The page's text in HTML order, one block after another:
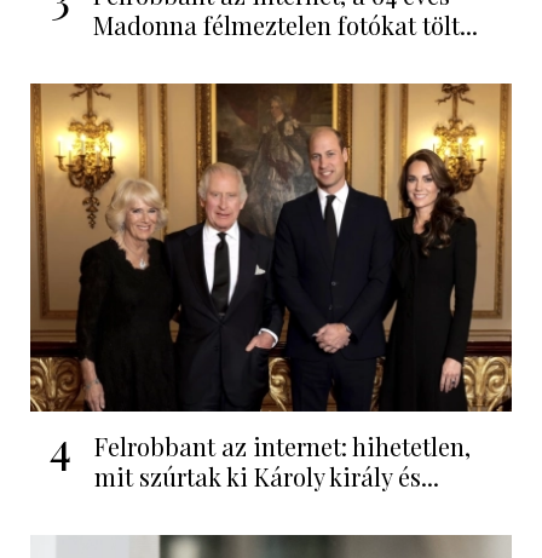
Madonna félmeztelen fotókat tölt...
4
Felrobbant az internet: hihetetlen,
mit szúrtak ki Károly király és...